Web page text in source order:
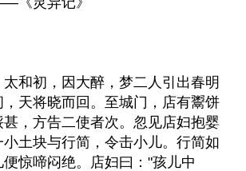
和初，因大醉，梦二人引出春明
天将晓而回。至城门，店有鬻饼
，方告二使者次。忽见店妇抱婴
小土块与行简，令击小儿。行简如
惊啼闷绝。店妇曰："孩儿中